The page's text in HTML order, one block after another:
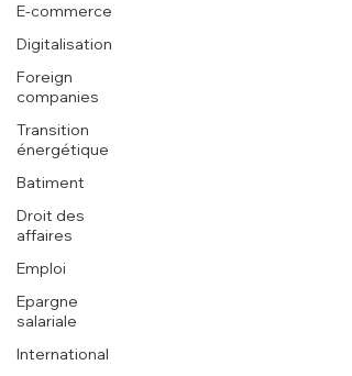
E-commerce
Digitalisation
Foreign
companies
Transition
énergétique
Batiment
Droit des
affaires
Emploi
Epargne
salariale
International